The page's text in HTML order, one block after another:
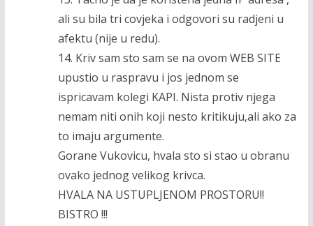
ali su bila tri covjeka i odgovori su radjeni u
afektu (nije u redu).
14. Kriv sam sto sam se na ovom WEB SITE
upustio u raspravu i jos jednom se
ispricavam kolegi KAPI. Nista protiv njega
nemam niti onih koji nesto kritikuju,ali ako za
to imaju argumente.
Gorane Vukovicu, hvala sto si stao u obranu
ovako jednog velikog krivca.
HVALA NA USTUPLJENOM PROSTORU!!
BISTRO !!!